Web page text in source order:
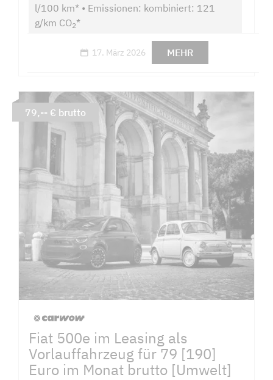
l/100 km* • Emissionen: kombiniert: 121
g/km CO2*
17. März 2026 MEHR
Fiat 500e im Leasing als
Vorlauffahrzeug für 79 [190]
Euro im Monat brutto [Umwelt]
79,-- € brutto